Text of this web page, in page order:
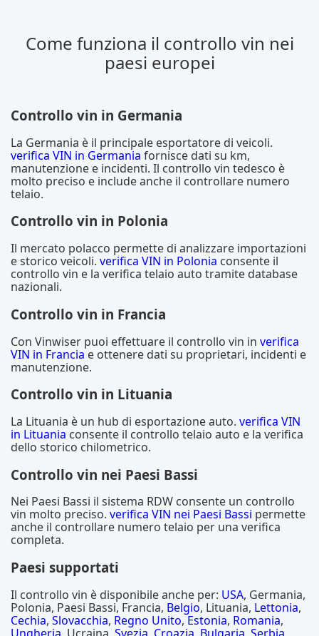
Come funziona il controllo vin nei
paesi europei
Controllo vin in Germania
La Germania è il principale esportatore di veicoli.
verifica VIN in Germania fornisce dati su km,
manutenzione e incidenti. Il controllo vin tedesco è
molto preciso e include anche il controllare numero
telaio.
Controllo vin in Polonia
Il mercato polacco permette di analizzare importazioni
e storico veicoli. verifica VIN in Polonia consente il
controllo vin e la verifica telaio auto tramite database
nazionali.
Controllo vin in Francia
Con Vinwiser puoi effettuare il controllo vin in verifica
VIN in Franciae ottenere dati su proprietari, incidenti e
manutenzione.
Controllo vin in Lituania
La Lituania è un hub di esportazione auto. verifica VIN
in Lituania consente il controllo telaio auto e la verifica
dello storico chilometrico.
Controllo vin nei Paesi Bassi
Nei Paesi Bassi il sistema RDW consente un controllo
vin molto preciso. verifica VIN nei Paesi Bassi permette
anche il controllare numero telaio per una verifica
completa.
Paesi supportati
Il controllo vin è disponibile anche per: USA, Germania,
Polonia, Paesi Bassi, Francia, Belgio, Lituania, Lettonia,
Cechia, Slovacchia, Regno Unito, Estonia, Romania,